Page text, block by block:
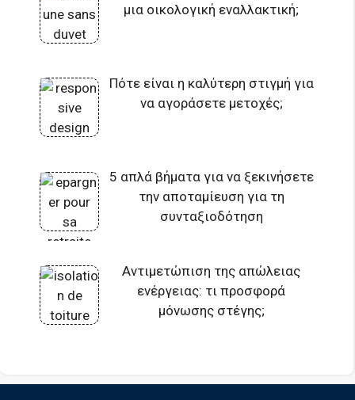
μια οικολογική εναλλακτική;
Πότε είναι η καλύτερη στιγμή για
να αγοράσετε μετοχές;
5 απλά βήματα για να ξεκινήσετε
την αποταμίευση για τη
συνταξιοδότηση
Αντιμετώπιση της απώλειας
ενέργειας: τι προσφορά
μόνωσης στέγης;